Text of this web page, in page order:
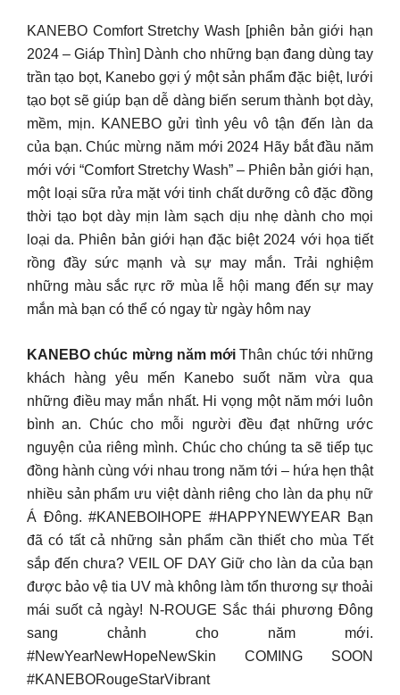
KANEBO Comfort Stretchy Wash [phiên bản giới hạn
2024 – Giáp Thìn] Dành cho những bạn đang dùng tay
trần tạo bọt, Kanebo gợi ý một sản phẩm đặc biệt, lưới
tạo bọt sẽ giúp bạn dễ dàng biến serum thành bọt dày,
mềm, mịn. KANEBO gửi tình yêu vô tận đến làn da
của bạn. Chúc mừng năm mới 2024 Hãy bắt đầu năm
mới với “Comfort Stretchy Wash” – Phiên bản giới hạn,
một loại sữa rửa mặt với tinh chất dưỡng cô đặc đồng
thời tạo bọt dày mịn làm sạch dịu nhẹ dành cho mọi
loại da. Phiên bản giới hạn đặc biệt 2024 với họa tiết
rồng đầy sức mạnh và sự may mắn. Trải nghiệm
những màu sắc rực rỡ mùa lễ hội mang đến sự may
mắn mà bạn có thể có ngay từ ngày hôm nay
KANEBO chúc mừng năm mớiThân chúc tới những
khách hàng yêu mến Kanebo suốt năm vừa qua
những điều may mắn nhất. Hi vọng một năm mới luôn
bình an. Chúc cho mỗi người đều đạt những ước
nguyện của riêng mình. Chúc cho chúng ta sẽ tiếp tục
đồng hành cùng với nhau trong năm tới – hứa hẹn thật
nhiều sản phẩm ưu việt dành riêng cho làn da phụ nữ
Á Đông. #KANEBOIHOPE #HAPPYNEWYEAR Bạn
đã có tất cả những sản phẩm cần thiết cho mùa Tết
sắp đến chưa? VEIL OF DAY Giữ cho làn da của bạn
được bảo vệ tia UV mà không làm tổn thương sự thoải
mái suốt cả ngày! N-ROUGE Sắc thái phương Đông
sang chảnh cho năm mới.
#NewYearNewHopeNewSkin COMING SOON
#KANEBORougeStarVibrant